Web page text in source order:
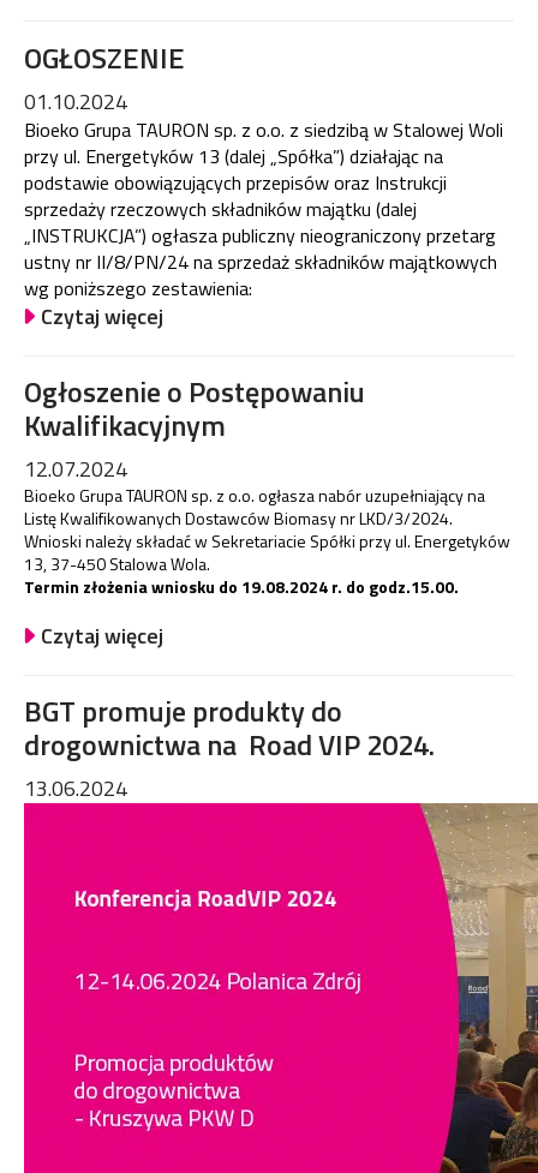
OGŁOSZENIE
01.10.2024
Bioeko Grupa TAURON sp. z o.o. z siedzibą w Stalowej Woli
przy ul. Energetyków 13 (dalej „Spółka”) działając na
podstawie obowiązujących przepisów oraz Instrukcji
sprzedaży rzeczowych składników majątku (dalej
„INSTRUKCJA”) ogłasza publiczny nieograniczony przetarg
ustny nr II/8/PN/24 na sprzedaż składników majątkowych
wg poniższego zestawienia:
Czytaj więcej
Ogłoszenie o Postępowaniu
Kwalifikacyjnym
12.07.2024
Bioeko Grupa TAURON sp. z o.o. ogłasza nabór uzupełniający na
Listę Kwalifikowanych Dostawców Biomasy nr LKD/3/2024.
Wnioski należy składać w Sekretariacie Spółki przy ul. Energetyków
13, 37-450 Stalowa Wola.
Termin złożenia wniosku do 19.08.2024 r. do godz.15.00.
Czytaj więcej
BGT promuje produkty do
drogownictwa na Road VIP 2024.
13.06.2024